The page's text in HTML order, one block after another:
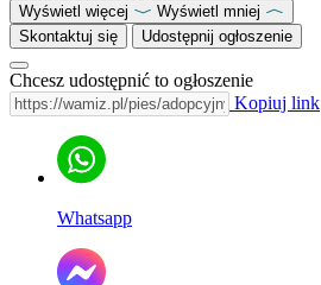
Wyświetl więcej
Wyświetl mniej
Skontaktuj się
Udostępnij ogłoszenie
Chcesz udostępnić to ogłoszenie
Kopiuj link
Whatsapp